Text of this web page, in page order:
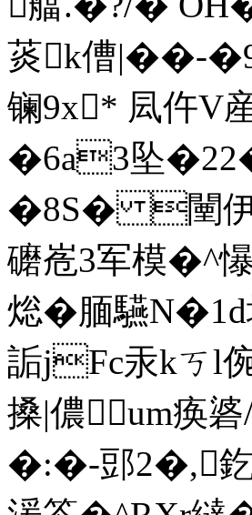
菼k傮|� �-�9
镧9x* 凨仵V
�6a3坠
�8S� 闉伊
礳峞3军模
焧�腼驠N�1d
詬jFc汞kㄎl
搡|儂um痪
�:�-郖2�,釳